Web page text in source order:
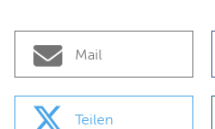
Mail
Teilen